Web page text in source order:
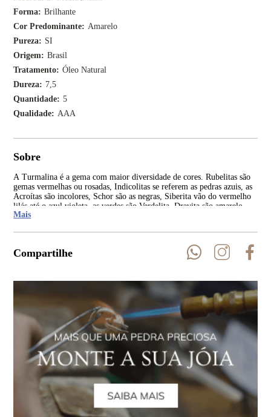
Forma
Brilhante
Cor Predominante
Amarelo
Pureza
SI
Origem
Brasil
Tratamento
Óleo Natural
Dureza
7,5
Quantidade
5
Qualidade
AAA
Sobre
A Turmalina é a gema com maior diversidade de cores. Rubelitas são
gemas vermelhas ou rosadas, Indicolitas se referem as pedras azuis, as
Acroítas são incolores, Schor são as negras, Siberita vão do vermelho
lilás até o azul violeta, as verdes são Verdelita, Dravita são amarelo-
castanho a amarelo escuro.
Mais
Compartilhe